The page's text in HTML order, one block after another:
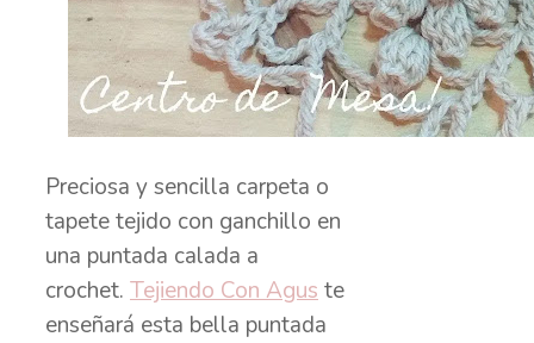
Preciosa y sencilla carpeta o
tapete tejido con ganchillo en
una puntada calada a
crochet. Tejiendo Con Aguste
enseñará esta bella puntada